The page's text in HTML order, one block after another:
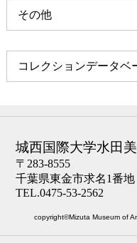
その他
コレクションデータベ
城西国際大学水田
〒283-8555
千葉県東金市求名1番地
TEL.0475-53-2562
copyright©Mizuta Museum of